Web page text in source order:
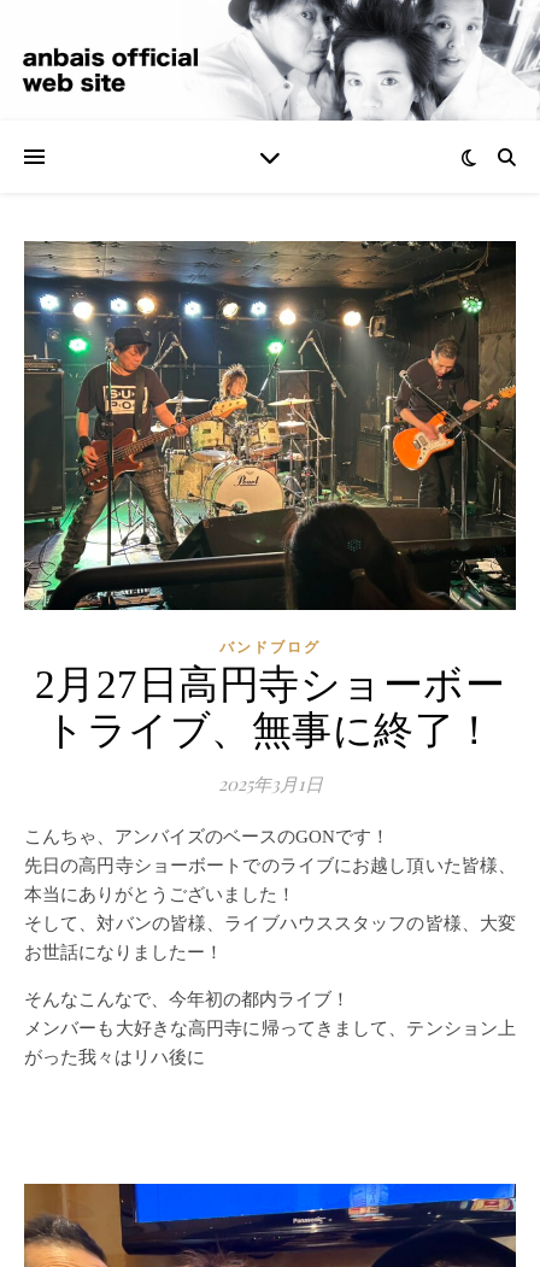
バンドブログ
2月27日高円寺ショーボー
トライブ、無事に終了！
2025年3月1日
こんちゃ、アンバイズのベースのGONです！
先日の高円寺ショーボートでのライブにお越し頂いた皆様、
本当にありがとうございました！
そして、対バンの皆様、ライブハウススタッフの皆様、大変
お世話になりましたー！
そんなこんなで、今年初の都内ライブ！
メンバーも大好きな高円寺に帰ってきまして、テンション上
がった我々はリハ後に